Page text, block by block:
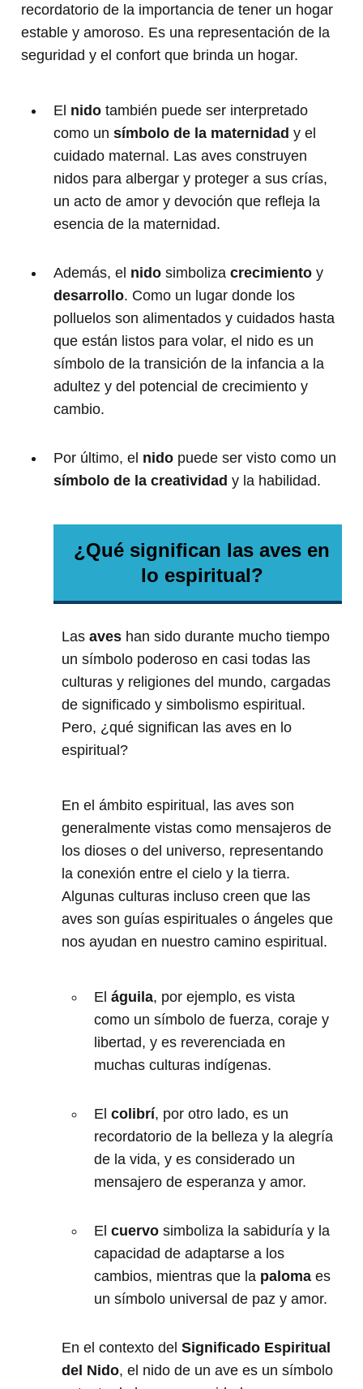
recordatorio de la importancia de tener un hogar
estable y amoroso. Es una representación de la
seguridad y el confort que brinda un hogar.
El nido también puede ser interpretado
como un símbolo de la maternidad y el
cuidado maternal. Las aves construyen
nidos para albergar y proteger a sus crías,
un acto de amor y devoción que refleja la
esencia de la maternidad.
Además, el nido simboliza crecimiento y
desarrollo. Como un lugar donde los
polluelos son alimentados y cuidados hasta
que están listos para volar, el nido es un
símbolo de la transición de la infancia a la
adultez y del potencial de crecimiento y
cambio.
Por último, el nido puede ser visto como un
símbolo de la creatividad y la habilidad.
¿Qué significan las aves en
lo espiritual?
Las aves han sido durante mucho tiempo
un símbolo poderoso en casi todas las
culturas y religiones del mundo, cargadas
de significado y simbolismo espiritual.
Pero, ¿qué significan las aves en lo
espiritual?
En el ámbito espiritual, las aves son
generalmente vistas como mensajeros de
los dioses o del universo, representando
la conexión entre el cielo y la tierra.
Algunas culturas incluso creen que las
aves son guías espirituales o ángeles que
nos ayudan en nuestro camino espiritual.
El águila, por ejemplo, es vista
como un símbolo de fuerza, coraje y
libertad, y es reverenciada en
muchas culturas indígenas.
El colibrí, por otro lado, es un
recordatorio de la belleza y la alegría
de la vida, y es considerado un
mensajero de esperanza y amor.
El cuervo simboliza la sabiduría y la
capacidad de adaptarse a los
cambios, mientras que la paloma es
un símbolo universal de paz y amor.
En el contexto del Significado Espiritual
del Nido, el nido de un ave es un símbolo